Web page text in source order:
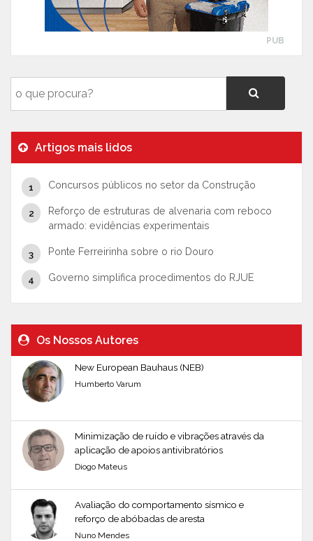
PUB
Artigos mais lidos
Concursos públicos no setor da Construção
Reforço de estruturas de alvenaria com reboco
armado: evidências experimentais
Ponte Ferreirinha sobre o rio Douro
Governo simplifica procedimentos do RJUE
Os Nossos Autores
New European Bauhaus (NEB)
Humberto Varum
Minimização de ruído e vibrações através da
aplicação de apoios antivibratórios
Diogo Mateus
Avaliação do comportamento sísmico e
reforço de abóbadas de aresta
Nuno Mendes